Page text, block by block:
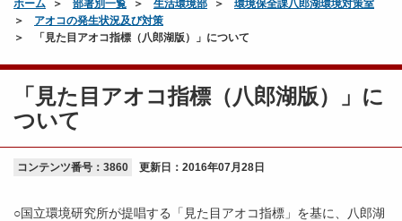
ホーム
部署別一覧 生活環境部
環境保全課八郎湖環境対策室
アオコの発生状況及び対策
「見た目アオコ指標（八郎湖版）」について
「見た目アオコ指標（八郎湖版）」に
ついて
コンテンツ番号：3860 更新日： 2016年07月28日
○国立環境研究所が提唱する「見た目アオコ指標」を基に、八郎湖